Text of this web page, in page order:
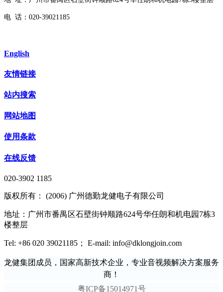
电 话：020-39021185
English
友情链接
站内搜索
网站地图
使用条款
在线反馈
020-3902 1185
版权所有： (2006) 广州德勤龙健电子有限公司
地址：广州市番禺区石壁街钟顺路624号华任朗和机电园7栋3
楼整层
Tel: +86 020 39021185； E-mail: info@dklongjoin.com
龙健集团成员，国家高新技术企业，专业音视频解决方案服务
商！
粤ICP备15014971号